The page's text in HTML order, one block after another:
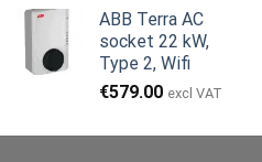
pris
var:
€999.00.
pris
er:
€979.00.
ABB Terra AC
socket 22 kW,
Type 2, Wifi
€579.00 excl VAT